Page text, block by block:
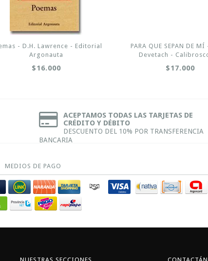
- D.H. Lawrence - Editorial
Argonauta
$16.000
PARA QUE SEPAN DE
Devetach -
$17.000
ACEPTAMOS TODAS LAS TARJETAS DE
CRÉDITO Y DÉBITO
DESCUENTO DEL 10% POR TRANSFERENCIA
BANCARIA
MEDIOS DE PAGO